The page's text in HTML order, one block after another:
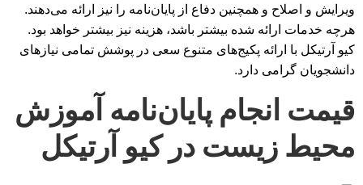
ویرایش و اصلاح و همچنین دفاع از پایان‌نامه را نیز ارائه می‌دهند.
هرچه خدمات ارائه شده بیشتر باشد، هزینه نیز بیشتر خواهد بود.
کیو آرتیکل با ارائه پکیج‌های متنوع سعی در پوشش تمامی نیازهای
دانشجویان گرامی دارد.
قیمت انجام پایان‌نامه آموزش
محیط زیست در کیو آرتیکل